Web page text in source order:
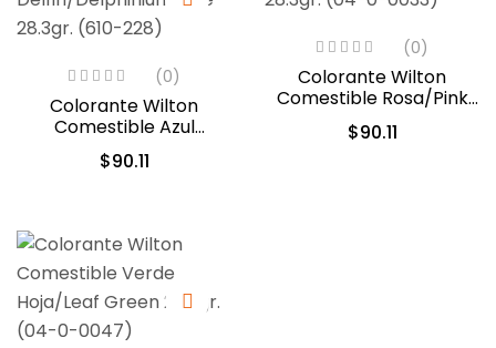
(0)
Colorante Wilton
Comestible Azul
Delfin/Delphinium Blue
28.3gr. (610-228)
$90.11
(0)
Colorante Wilton
Comestible Rosa/Pink
28.3gr. (04-0-0033)
$90.11